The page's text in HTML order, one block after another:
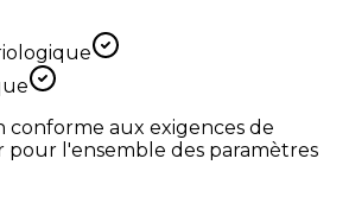
conforme aux exigences de
l'ensemble des paramètres